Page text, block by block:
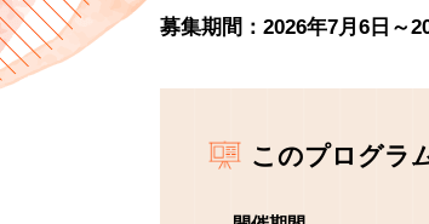
募集期間：2026年7月6日～
このプログラ